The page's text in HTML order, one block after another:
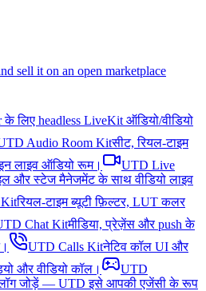
sell it on an open marketplace
के लिए headless LiveKit ऑडियो/वीडियो
Audio Room Kitसीट, रियल-टाइम
लाइव ऑडियो रूम।
UTD Live
और स्टेज मैनेजमेंट के साथ वीडियो लाइव
Kitरियल-टाइम ब्यूटी फ़िल्टर, LUT कलर
Chat Kitमीडिया, प्रेज़ेंस और push के
UTD Calls Kitनेटिव कॉल UI और
और वीडियो कॉल।
UTD
जोड़ें — UTD इसे आपकी एजेंसी के रूप